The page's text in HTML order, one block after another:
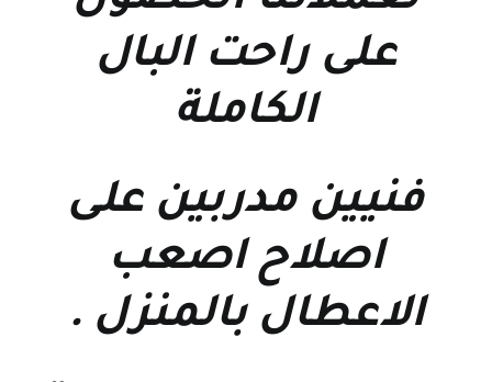
على راحت البال
الكاملة
فنيين مدربين على
اصلاح اصعب
الاعطال بالمنزل .